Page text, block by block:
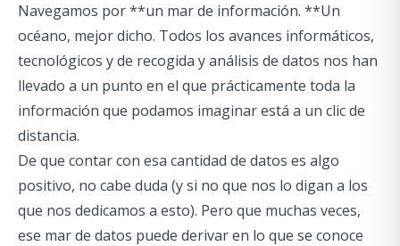
Navegamos por **un mar de información. **Un
océano, mejor dicho. Todos los avances informáticos,
tecnológicos y de recogida y análisis de datos nos han
llevado a un punto en el que prácticamente toda la
información que podamos imaginar está a un clic de
distancia.
De que contar con esa cantidad de datos es algo
positivo, no cabe duda (y si no que nos lo digan a los
que nos dedicamos a esto). Pero que muchas veces,
ese mar de datos puede derivar en lo que se conoce